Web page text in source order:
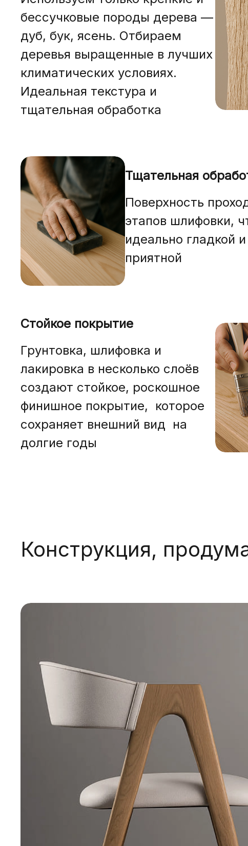
бессучковые породы дерева —
дуб, бук, ясень. Отбираем
деревья выращенные в лучших
климатических условиях.
Идеальная текстура и
тщательная обработка
Тщательная
Поверхность
этапов шлифовки,
идеально гладкой
приятной
Стойкое покрытие
Грунтовка, шлифовка и
лакировка в несколько слоёв
создают стойкое, роскошное
финишное покрытие, которое
сохраняет внешний вид на
долгие годы
Конструкция,